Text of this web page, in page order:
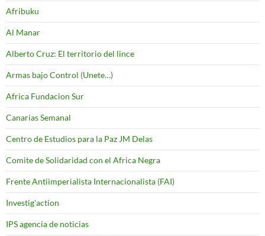
Afribuku
Al Manar
Alberto Cruz: El territorio del lince
Armas bajo Control (Unete…)
Africa Fundacion Sur
Canarias Semanal
Centro de Estudios para la Paz JM Delas
Comite de Solidaridad con el Africa Negra
Frente Antiimperialista Internacionalista (FAI)
Investig'action
IPS agencia de noticias